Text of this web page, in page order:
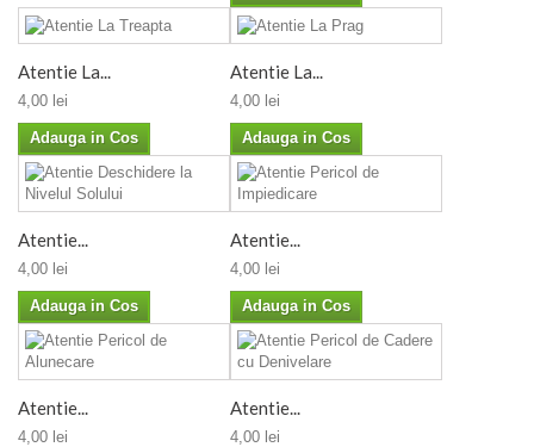
Atentie La...
4,00 lei
Adauga in Cos
Atentie La...
4,00 lei
Adauga in Cos
Atentie...
4,00 lei
Adauga in Cos
Atentie...
4,00 lei
Adauga in Cos
Atentie...
4,00 lei
Atentie...
4,00 lei